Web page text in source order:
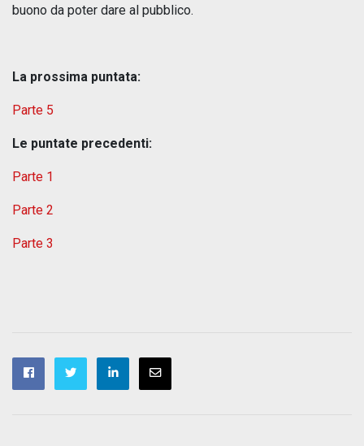
buono da poter dare al pubblico.
La prossima puntata:
Parte 5
Le puntate precedenti:
Parte 1
Parte 2
Parte 3